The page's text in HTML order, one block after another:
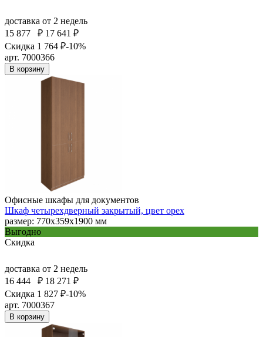
доставка от 2 недель
15 877
₽ 17 641 ₽
Скидка 1 764 ₽-10%
арт. 7000366
В корзину
Офисные шкафы для документов
Шкаф четырехдверный закрытый, цвет орех
размер: 770х359х1900 мм
Выгодно
Скидка
доставка от 2 недель
16 444
₽ 18 271 ₽
Скидка 1 827 ₽-10%
арт. 7000367
В корзину